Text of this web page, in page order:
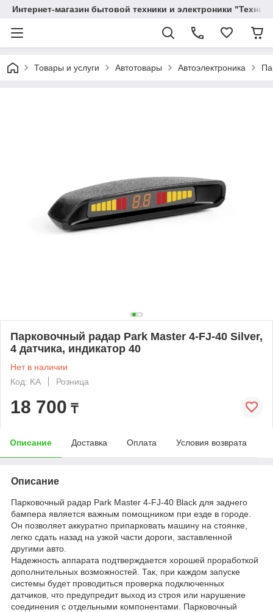
Интернет-магазин бытовой техники и электроники
Товары и услуги Автотовары Автоэлектроника
Парковочный радар Park Master 4-FJ-40 Silver,
4 датчика, индикатор 40
Нет в наличии
Код: KA
Розница
18 700 ₸
Описание Доставка Оплата Условия возврата
Описание
Парковочный радар Park Master 4-FJ-40 Black для заднего
бампера является важным помощником при езде в городе.
Он позволяет аккуратно припарковать машину на стоянке,
легко сдать назад на узкой части дороги, заставленной
другими авто.
Надежность аппарата подтверждается хорошей проработкой
дополнительных возможностей. Так, при каждом запуске
системы будет проводиться проверка подключенных
датчиков, что предупредит выход из строя или нарушение
соединения с отдельными компонентами. Парковочный